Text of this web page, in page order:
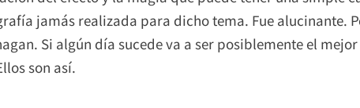
jamás realizada para dicho tema. Fue alucinante.
Si algún día sucede va a ser posiblemente el
son así.